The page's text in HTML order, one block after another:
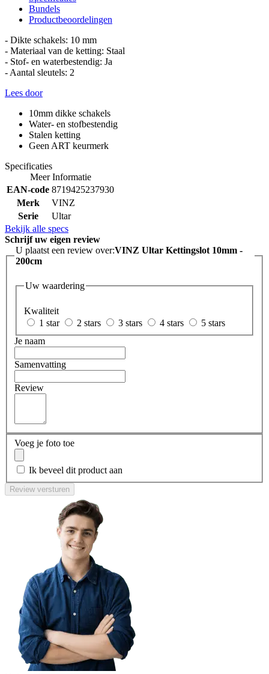
Bundels
Productbeoordelingen
- Dikte schakels: 10 mm
- Materiaal van de ketting: Staal
- Stof- en waterbestendig: Ja
- Aantal sleutels: 2
Lees door
10mm dikke schakels
Water- en stofbestendig
Stalen ketting
Geen ART keurmerk
Specificaties
Meer Informatie
EAN-code 8719425237930
Merk
VINZ
Serie
Ultar
Bekijk alle specs
Schrijf uw eigen review
U plaatst een review over:VINZ Ultar Kettingslot 10mm -
200cm
Uw waardering
Kwaliteit
1 star
2 stars 3 stars 4 stars
5 stars
Je naam
Samenvatting
Review
Voeg je foto toe
Ik beveel dit product aan
Review versturen